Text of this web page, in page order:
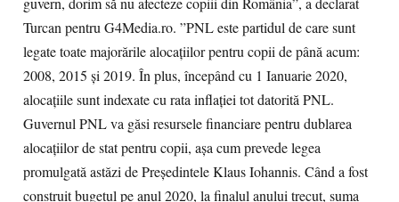
Turcan pentru G4Media.ro. ”PNL este partidul de care sunt
legate toate majorările alocațiilor pentru copii de până acum:
2008, 2015 și 2019. În plus, începând cu 1 Ianuarie 2020,
alocațiile sunt indexate cu rata inflației tot datorită PNL.
Guvernul PNL va găsi resursele financiare pentru dublarea
alocațiilor de stat pentru copii, așa cum prevede legea
promulgată astăzi de Președintele Klaus Iohannis. Când a fost
construit bugetul pe anul 2020, la finalul anului trecut, suma